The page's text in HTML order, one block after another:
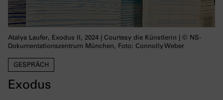
GESPRÄCH
Exodus
Atalya Laufer, Exodus II, 2024 | Courtesy die Künstlerin | © NS-
Dokumentationszentrum München, Foto: Connolly Weber